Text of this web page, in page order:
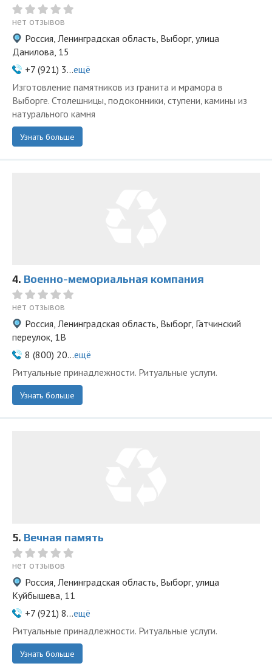
нет отзывов
Россия, Ленинградская область, Выборг, улица
Данилова, 15
+7 (921) 3...ещё
Изготовление памятников из гранита и мрамора в
Выборге. Столешницы, подоконники, ступени, камины из
натурального камня
Узнать больше
4. Военно-мемориальная компания
нет отзывов
Россия, Ленинградская область, Выборг, Гатчинский
переулок, 1В
8 (800) 20...ещё
Ритуальные принадлежности. Ритуальные услуги.
Узнать больше
5. Вечная память
нет отзывов
Россия, Ленинградская область, Выборг, улица
Куйбышева, 11
+7 (921) 8...ещё
Ритуальные принадлежности. Ритуальные услуги.
Узнать больше